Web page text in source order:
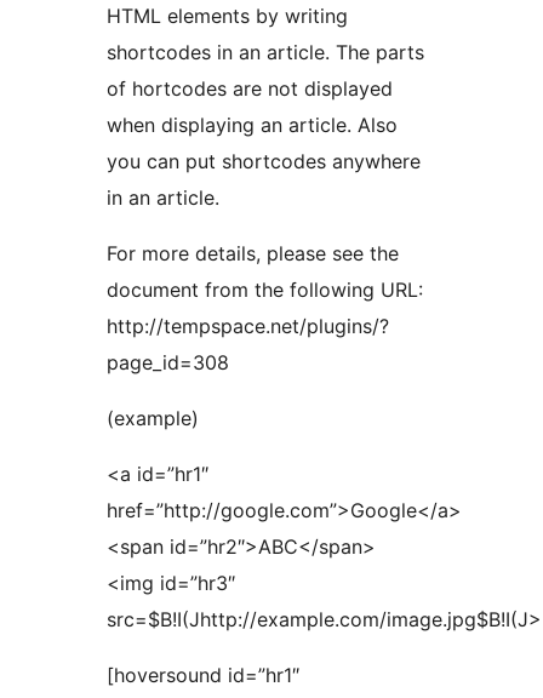
HTML elements by writing
shortcodes in an article. The parts
of hortcodes are not displayed
when displaying an article. Also
you can put shortcodes anywhere
in an article.
For more details, please see the
document from the following URL:
http://tempspace.net/plugins/?
page_id=308
(example)
<a id=”hr1″
href=”http://google.com”>Google</a>
<span id=”hr2″>ABC</span>
<img id=”hr3″
src=$B!I(Jhttp://example.com/image.jpg$B!I(J>
[hoversound id=”hr1″